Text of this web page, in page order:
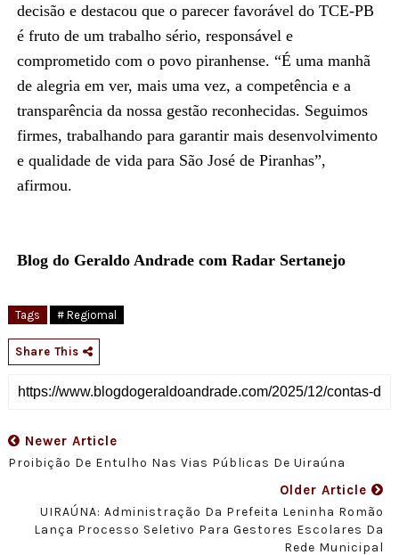
decisão e destacou que o parecer favorável do TCE-PB
é fruto de um trabalho sério, responsável e
comprometido com o povo piranhense. “É uma manhã
de alegria em ver, mais uma vez, a competência e a
transparência da nossa gestão reconhecidas. Seguimos
firmes, trabalhando para garantir mais desenvolvimento
e qualidade de vida para São José de Piranhas”,
afirmou.
Blog do Geraldo Andrade com Radar Sertanejo
Tags # Regiomal
Share This
Newer Article
Proibição De Entulho Nas Vias Públicas De Uiraúna
Older Article
UIRAÚNA: Administração Da Prefeita Leninha Romão
Lança Processo Seletivo Para Gestores Escolares Da
Rede Municipal